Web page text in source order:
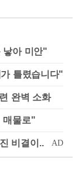
낳아 미안"
틀렸습니다"
완벽 소화
매물로"